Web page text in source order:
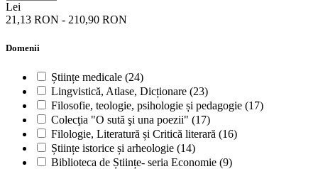
Lei
21,13 RON - 210,90 RON
Domenii
Științe medicale (24)
Lingvistică, Atlase, Dicționare (23)
Filosofie, teologie, psihologie și pedagogie (17)
Colecţia "O sută şi una poezii" (17)
Filologie, Literatură și Critică literară (16)
Științe istorice și arheologie (14)
Biblioteca de Științe- seria Economie (9)